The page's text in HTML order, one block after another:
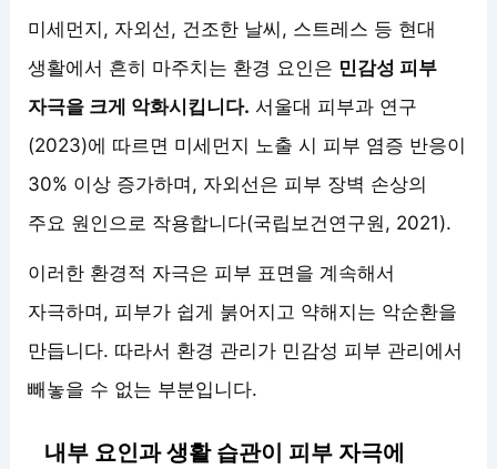
미세먼지, 자외선, 건조한 날씨, 스트레스 등 현대
생활에서 흔히 마주치는 환경 요인은 민감성 피부
자극을 크게 악화시킵니다. 서울대 피부과 연구
(2023)에 따르면 미세먼지 노출 시 피부 염증 반응이
30% 이상 증가하며, 자외선은 피부 장벽 손상의
주요 원인으로 작용합니다(국립보건연구원, 2021).
이러한 환경적 자극은 피부 표면을 계속해서
자극하며, 피부가 쉽게 붉어지고 약해지는 악순환을
만듭니다. 따라서 환경 관리가 민감성 피부 관리에서
빼놓을 수 없는 부분입니다.
내부 요인과 생활 습관이 피부 자극에